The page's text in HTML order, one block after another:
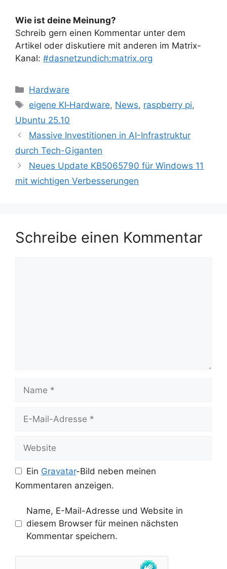
Wie ist deine Meinung?
Schreib gern einen Kommentar unter dem
Artikel oder diskutiere mit anderen im Matrix-
Kanal: #dasnetzundich:matrix.org
Kategorien
Hardware
Schlagwörter
eigene KI‑Hardware, News, raspberry pi,
Ubuntu 25.10
Massive Investitionen in AI-Infrastruktur
durch Tech-Giganten
Neues Update KB5065790 für Windows 11
mit wichtigen Verbesserungen
Schreibe einen Kommentar
Mail-
Ein Gravatar-Bild neben meinen
Kommentaren anzeigen.
Name, E-Mail-Adresse und Website in
diesem Browser für meinen nächsten
Kommentar speichern.